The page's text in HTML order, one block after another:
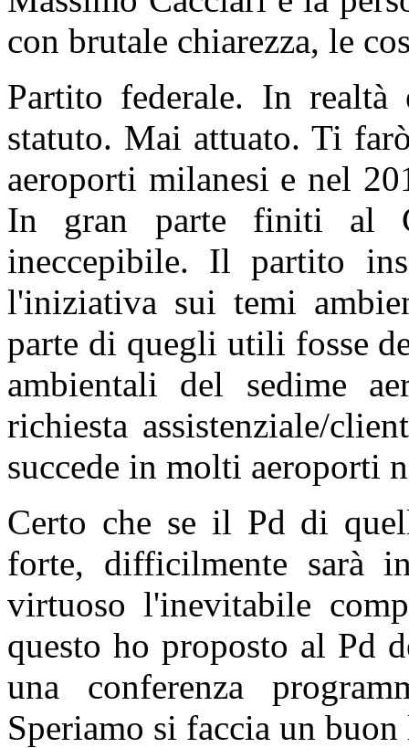
con brutale chiarezza, le
Partito federale. In
statuto. Mai attuato. Ti
aeroporti milanesi e nel
In gran parte finiti al
ineccepibile. Il partito
l'iniziativa sui temi
parte di quegli utili fosse
ambientali del sedime
richiesta assistenziale/
succede in molti aeroporti
Certo che se il Pd di
forte, difficilmente sarà
virtuoso l'inevitabile
questo ho proposto al Pd
una conferenza
Speriamo si faccia un